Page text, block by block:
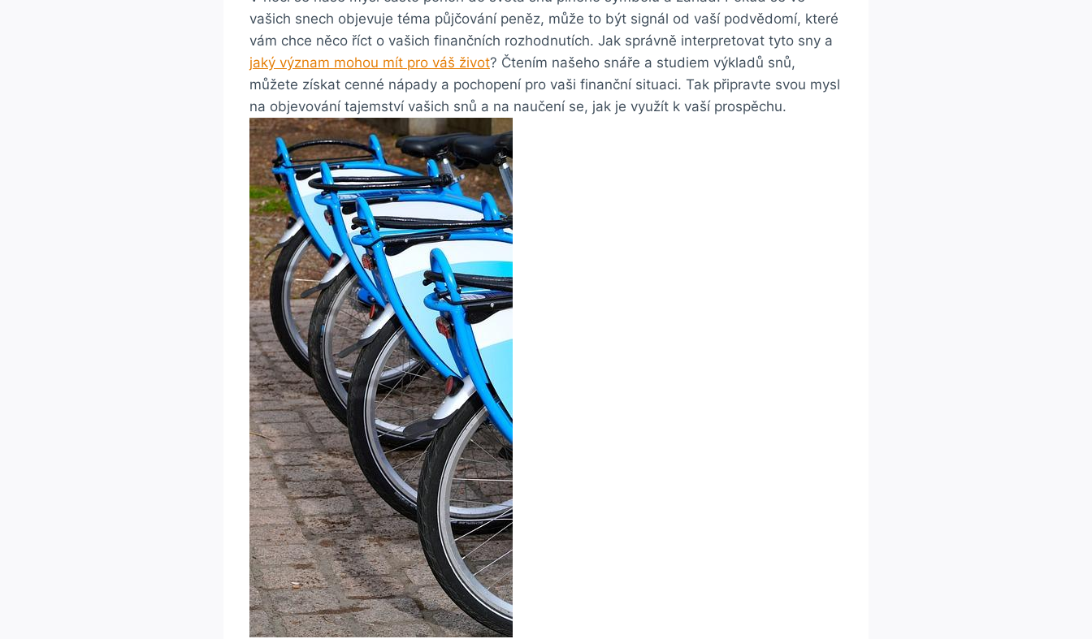
vašich snech objevuje téma půjčování peněz, může to být signál od vaší podvědomí, které
vám chce něco říct o vašich finančních rozhodnutích. Jak správně interpretovat tyto sny a
jaký význam mohou mít pro váš život? Čtením našeho snáře a studiem výkladů snů,
můžete získat cenné nápady a pochopení pro vaši finanční situaci. Tak připravte svou mysl
na objevování tajemství vašich snů a na naučení se, jak je využít k vaší prospěchu.